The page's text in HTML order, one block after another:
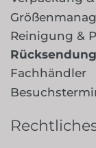
Reinigung &
Rücksendung
Fachhändler